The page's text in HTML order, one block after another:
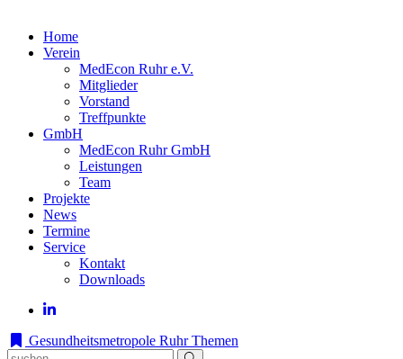
Home
Verein
MedEcon Ruhr e.V.
Mitglieder
Vorstand
Treffpunkte
GmbH
MedEcon Ruhr GmbH
Leistungen
Team
Projekte
News
Termine
Service
Kontakt
Downloads
Gesundheitsmetropole Ruhr Themen